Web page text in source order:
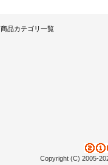
商品カテゴリ一覧
Copyright (C) 2005-